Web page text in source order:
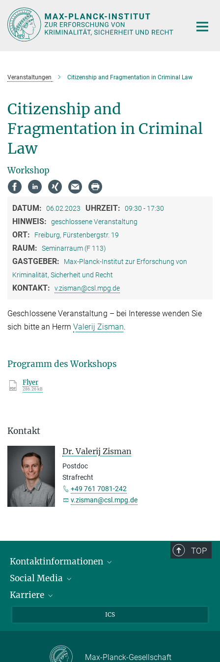
Hauptinhalt
Veranstaltungen Citizenship and Fragmentation in Criminal Law
Citizenship and
Fragmentation in Criminal
Law
Workshop
DATUM: 06.02.2023 UHRZEIT: 09:30 - 17:30
HINWEIS: geschlossene Veranstaltung
ORT: Freiburg, Fürstenbergstr. 19
RAUM: Seminarraum (F 113)
GASTGEBER:
Max-Planck-Institut zur Erforschung von
Kriminalität, Sicherheit und Recht
KONTAKT: v.zisman@csl.mpg.de
Geschlossene Veranstaltung – bei Interesse wenden Sie
sich bitte an Herrn Valerij Zisman.
Programm des Workshops
Flyer
286.26 kB
Kontakt
Dr. Valerij Zisman
Postdoc
Strafrecht
+49 761 7081-242
v.zisman@csl.mpg.de
TOP
Kontaktinformationen
Öffnungszeiten & Anfahrt
Ansprechpersonen
Social Media
LinkedIn
Karriere
ICS
Max-Planck-Gesellschaft